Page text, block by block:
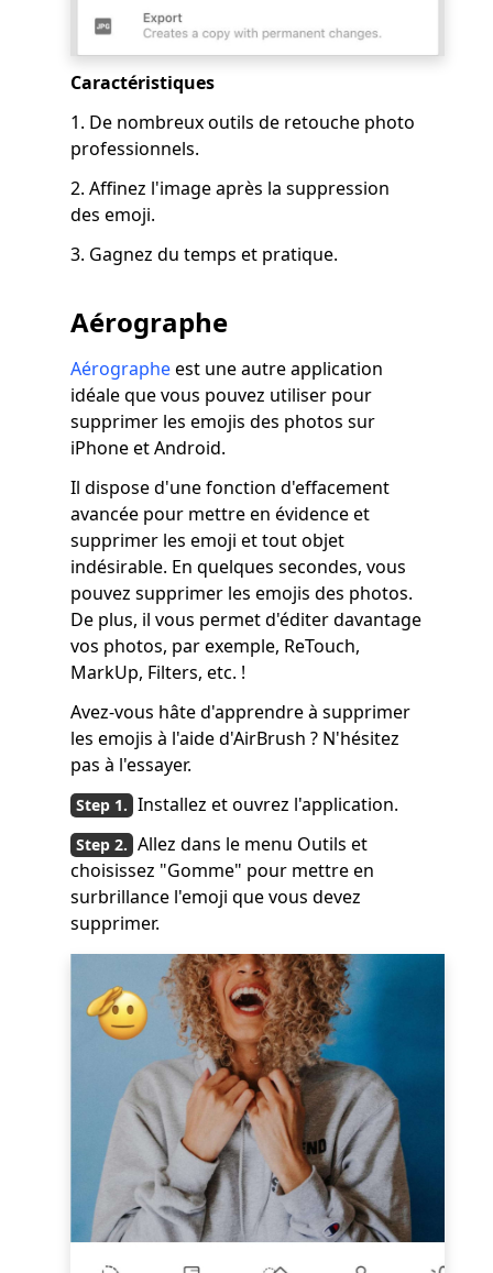
Caractéristiques
1. De nombreux outils de retouche photo
professionnels.
2. Affinez l'image après la suppression
des emoji.
3. Gagnez du temps et pratique.
Aérographe
Aérographeest une autre application
idéale que vous pouvez utiliser pour
supprimer les emojis des photos sur
iPhone et Android.
Il dispose d'une fonction d'effacement
avancée pour mettre en évidence et
supprimer les emoji et tout objet
indésirable. En quelques secondes, vous
pouvez supprimer les emojis des photos.
De plus, il vous permet d'éditer davantage
vos photos, par exemple, ReTouch,
MarkUp, Filters, etc. !
Avez-vous hâte d'apprendre à supprimer
les emojis à l'aide d'AirBrush ? N'hésitez
pas à l'essayer.
Installez et ouvrez l'application.
Allez dans le menu Outils et
choisissez "Gomme" pour mettre en
surbrillance l'emoji que vous devez
supprimer.